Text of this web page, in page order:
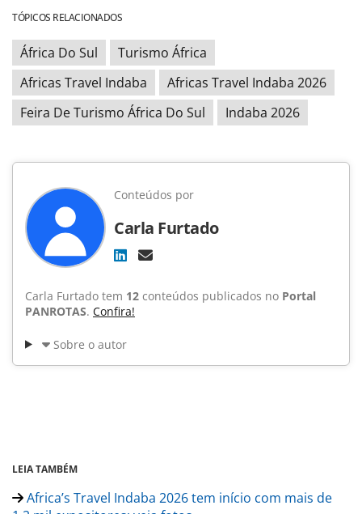
TÓPICOS RELACIONADOS
África Do Sul
Turismo África
Africas Travel Indaba
Africas Travel Indaba 2026
Feira De Turismo África Do Sul
Indaba 2026
Conteúdos por
Carla Furtado
Carla Furtado tem 12 conteúdos publicados no Portal
PANROTAS. Confira!
Sobre o autor
LEIA TAMBÉM
Africa’s Travel Indaba 2026 tem início com mais de